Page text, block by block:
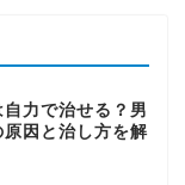
力で治せる？男
因と治し方を解